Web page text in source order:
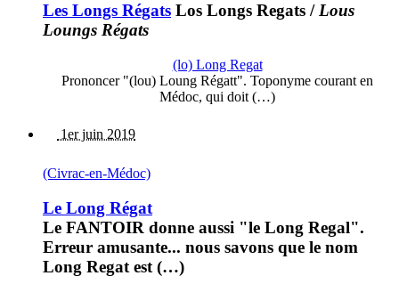
Les Longs Régats Los Longs Regats /Lous
Loungs Régats
(lo) Long Regat
Prononcer "(lou) Loung Régatt". Toponyme courant en
Médoc, qui doit (…)
1er juin 2019
(Civrac-en-Médoc)
Le Long Régat
Le FANTOIR donne aussi "le Long Regal".
Erreur amusante... nous savons que le nom
Long Regat est (…)